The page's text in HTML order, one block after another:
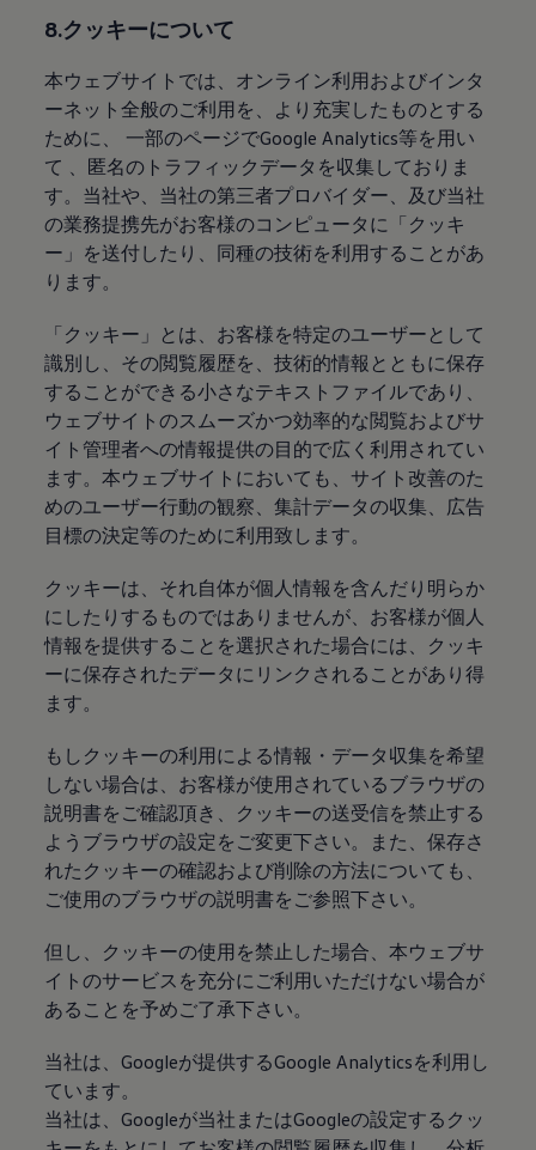
8.クッキーについて
本ウェブサイトでは、オンライン利用およびインタ
ーネット全般のご利用を、より充実したものとする
ために、 一部のページでGoogle Analytics等を用い
て 、匿名のトラフィックデータを収集しておりま
す。当社や、当社の第三者プロバイダー、及び当社
の業務提携先がお客様のコンピュータに「クッキ
ー」を送付したり、同種の技術を利用することがあ
ります。
「クッキー」とは、お客様を特定のユーザーとして
識別し、その閲覧履歴を、技術的情報とともに保存
することができる小さなテキストファイルであり、
ウェブサイトのスムーズかつ効率的な閲覧およびサ
イト管理者への情報提供の目的で広く利用されてい
ます。本ウェブサイトにおいても、サイト改善のた
めのユーザー行動の観察、集計データの収集、広告
目標の決定等のために利用致します。
クッキーは、それ自体が個人情報を含んだり明らか
にしたりするものではありませんが、お客様が個人
情報を提供することを選択された場合には、クッキ
ーに保存されたデータにリンクされることがあり得
ます。
もしクッキーの利用による情報・データ収集を希望
しない場合は、お客様が使用されているブラウザの
説明書をご確認頂き、クッキーの送受信を禁止する
ようブラウザの設定をご変更下さい。また、保存さ
れたクッキーの確認および削除の方法についても、
ご使用のブラウザの説明書をご参照下さい。
但し、クッキーの使用を禁止した場合、本ウェブサ
イトのサービスを充分にご利用いただけない場合が
あることを予めご了承下さい。
当社は、Googleが提供するGoogle Analyticsを利用し
ています。
当社は、Googleが当社またはGoogleの設定するクッ